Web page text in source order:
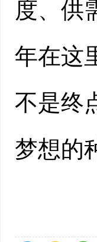
度、供
年在这
不是终
梦想的